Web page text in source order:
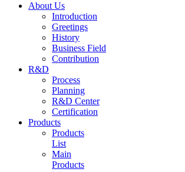
About Us
Introduction
Greetings
History
Business Field
Contribution
R&D
Process
Planning
R&D Center
Certification
Products
Products
List
Main
Products